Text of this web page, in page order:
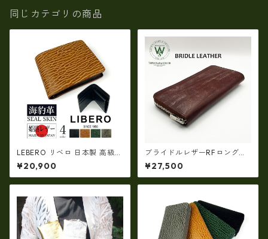
同じカテゴリの商品
LEBERO リベロ 日本製 高級
アザラシ革(シールスキン)× 姫
路レザー 二つ折り財布(ly140
1)
¥20,900
ブライドルレザーRFロングウ
ォレット イギリス産ブライ
ドルレザー 日本製 tc-003H
G
¥27,500